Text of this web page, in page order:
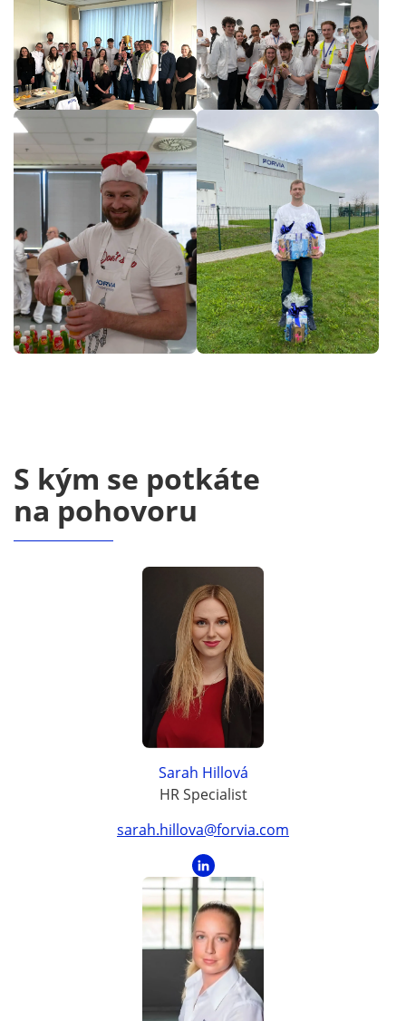
S kým se potkáte
na pohovoru
Sarah Hillová
HR Specialist
sarah.hillova@forvia.com